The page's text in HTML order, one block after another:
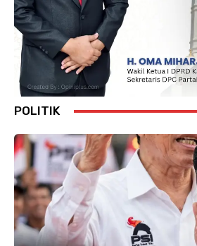
POLITIK